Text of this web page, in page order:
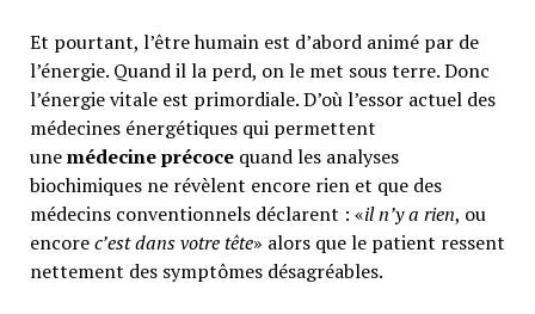
Et pourtant, l’être humain est d’abord animé par de
l’énergie. Quand il la perd, on le met sous terre. Donc
l’énergie vitale est primordiale. D’où l’essor actuel des
médecines énergétiques qui permettent
unemédecine précoce quand les analyses
biochimiques ne révèlent encore rien et que des
médecins conventionnels déclarent : «il n’y a rien, ou
encorec’est dans votre tête» alors que le patient ressent
nettement des symptômes désagréables.